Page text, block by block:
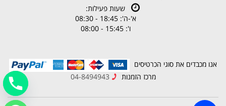
שעות פעילות:
א'-ה': 18:45 - 08:30
ו': 15:45 - 08:00
אנו מכבדים את סוגי הכרטיסים
מרכז הזמנות